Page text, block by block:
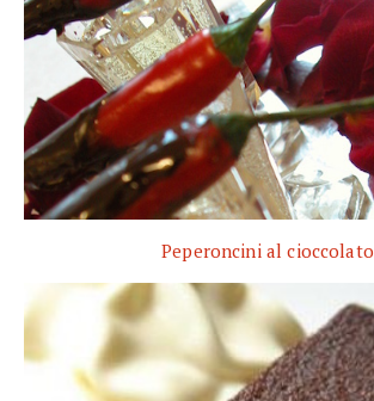
Peperoncini al cioccolato